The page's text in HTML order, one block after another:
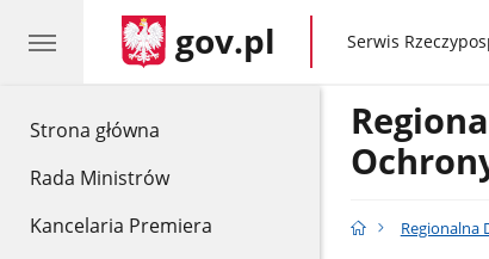
Strona główna
Rada Ministrów
Kancelaria Premiera
gov.pl gov.pl
Serwis
Regionalna